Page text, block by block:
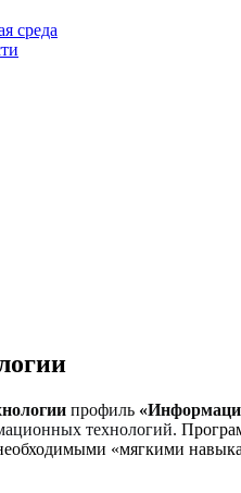
среда
профиль
технологий.
«мягкими